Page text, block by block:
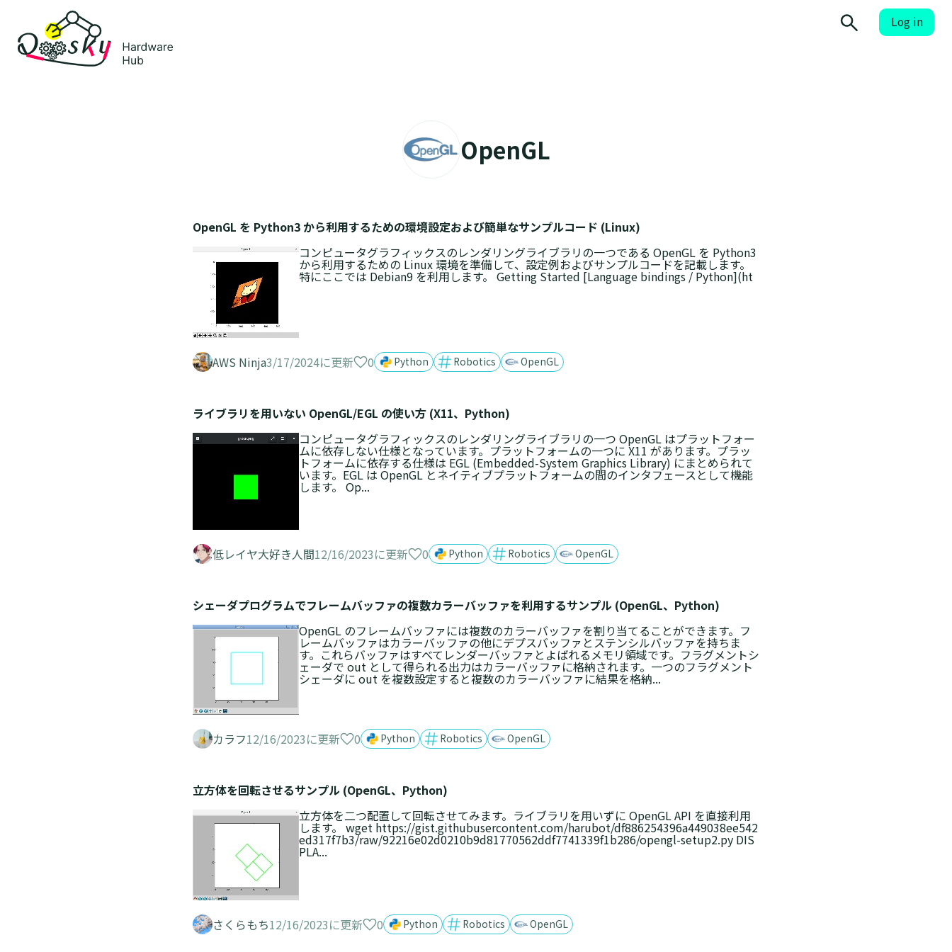
Log in
OpenGL
OpenGL を Python3 から利用するための環境設定および簡単なサンプルコード (Linux)
コンピュータグラフィックスのレンダリングライブラリの一つである OpenGL を Python3
から利用するための Linux 環境を準備して、設定例およびサンプルコードを記載します。
特にここでは Debian9 を利用します。 Getting Started [Language bindings / Python](ht
AWS Ninja3/17/2024に更新 0 Python Robotics OpenGL
ライブラリを用いない OpenGL/EGL の使い方 (X11、Python)
コンピュータグラフィックスのレンダリングライブラリの一つ OpenGL はプラットフォー
ムに依存しない仕様となっています。プラットフォームの一つに X11 があります。プラッ
トフォームに依存する仕様は EGL (Embedded-System Graphics Library) にまとめられて
います。EGL は OpenGL とネイティブプラットフォームの間のインタフェースとして機能
します。 Op...
低レイヤ大好き人間12/16/2023に更新 0 Python Robotics OpenGL
シェーダプログラムでフレームバッファの複数カラーバッファを利用するサンプル (OpenGL、Python)
OpenGL のフレームバッファには複数のカラーバッファを割り当てることができます。フ
レームバッファはカラーバッファの他にデプスバッファとステンシルバッファを持ちま
す。これらバッファはすべてレンダーバッファとよばれるメモリ領域です。フラグメントシ
ェーダで out として得られる出力はカラーバッファに格納されます。一つのフラグメント
シェーダに out を複数設定すると複数のカラーバッファに結果を格納...
カラフ12/16/2023に更新 0 Python Robotics OpenGL
立方体を回転させるサンプル (OpenGL、Python)
立方体を二つ配置して回転させてみます。ライブラリを用いずに OpenGL API を直接利用
します。 wget https://gist.githubusercontent.com/harubot/df886254396a449038ee542
ed317f7b3/raw/92216e02d0210b9d81770562ddf7741339f1b286/opengl-setup2.py DIS
PLA...
さくらもち12/16/2023に更新 0 Python Robotics OpenGL